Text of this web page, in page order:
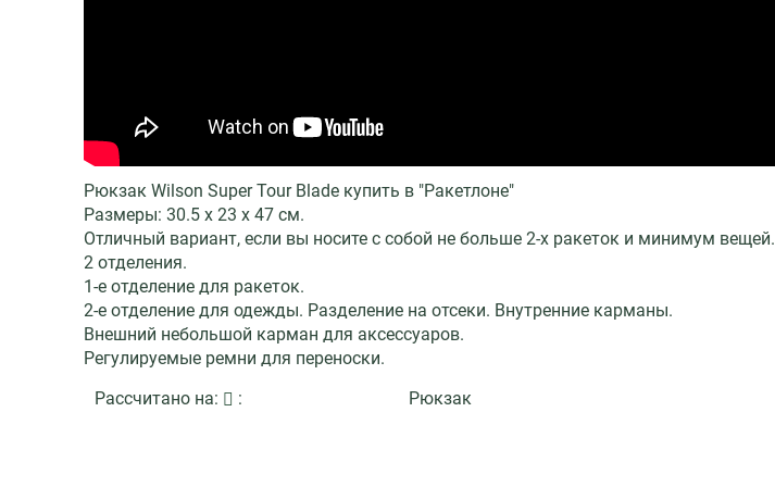
Рюкзак Wilson Super Tour Blade купить в "Ракетлоне"
Размеры: 30.5 x 23 x 47 см.
Отличный вариант, если вы носите с собой не больше 2-х ракеток и минимум вещей.
2 отделения.
1-е отделение для ракеток.
2-е отделение для одежды. Разделение на отсеки. Внутренние карманы.
Внешний небольшой карман для аксессуаров.
Регулируемые ремни для переноски.
Рассчитано на:
: Рюкзак